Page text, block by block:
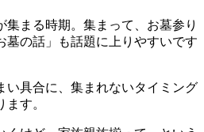
集まる時期。集まって、お墓参り
墓の話」も話題に上りやすいです
い具合に、集まれないタイミング
す。